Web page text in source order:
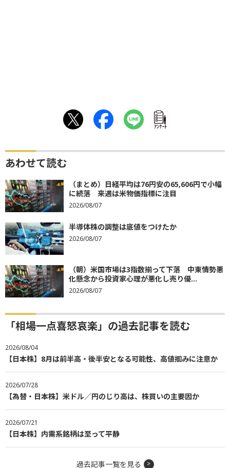
ｱﾝｹｰﾄ
あわせて読む
（まとめ）日経平均は76円安の65,606円で小幅
に続落 来週は米物価指標に注目
2026/08/07
半導体株の調整は底値をつけたか
2026/08/07
（朝）米国市場は3指数揃って下落 中東情勢悪
化懸念から投資家心理が悪化し売り優...
2026/08/07
「相場一点喜怒哀楽」の過去記事を読む
2026/08/04
【日本株】8月は前半高・後半安となる可能性、高値掴みに注意か
2026/07/28
【為替・日本株】米ドル／円のじり高は、株買いの主要因か
2026/07/21
【日本株】内需系銘柄は至って平静
過去記事一覧を見る